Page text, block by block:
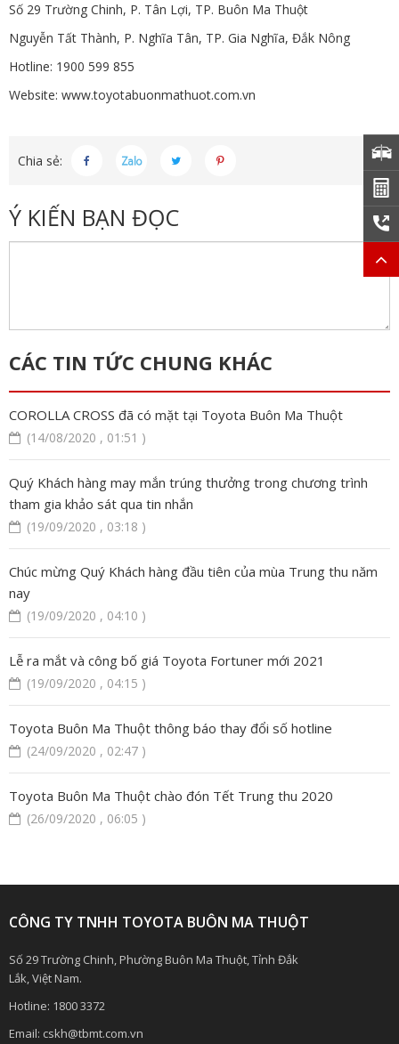
Số 29 Trường Chinh, P. Tân Lợi, TP. Buôn Ma Thuột
Nguyễn Tất Thành, P. Nghĩa Tân, TP. Gia Nghĩa, Đắk Nông
Hotline: 1900 599 855
Website: www.toyotabuonmathuot.com.vn
Chia sẻ:
Ý KIẾN BẠN ĐỌC
CÁC TIN TỨC CHUNG KHÁC
COROLLA CROSS đã có mặt tại Toyota Buôn Ma Thuột
(14/08/2020 , 01:51 )
Quý Khách hàng may mắn trúng thưởng trong chương trình
tham gia khảo sát qua tin nhắn
(19/09/2020 , 03:18 )
Chúc mừng Quý Khách hàng đầu tiên của mùa Trung thu năm
nay
(19/09/2020 , 04:10 )
Lễ ra mắt và công bố giá Toyota Fortuner mới 2021
(19/09/2020 , 04:15 )
Toyota Buôn Ma Thuột thông báo thay đổi số hotline
(24/09/2020 , 02:47 )
Toyota Buôn Ma Thuột chào đón Tết Trung thu 2020
(26/09/2020 , 06:05 )
CÔNG TY TNHH TOYOTA BUÔN MA THUỘT
Số 29 Trường Chinh, Phường Buôn Ma Thuột, Tỉnh Đắk
Lắk, Việt Nam.
Hotline: 1800 3372
Email: cskh@tbmt.com.vn